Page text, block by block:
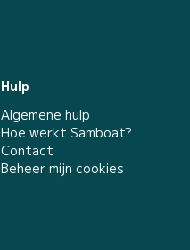
Hulp
Algemene hulp
Hoe werkt Samboat?
Contact
Beheer mijn cookies